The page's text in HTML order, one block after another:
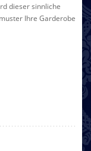
dieser sinnliche
Ihre Garderobe